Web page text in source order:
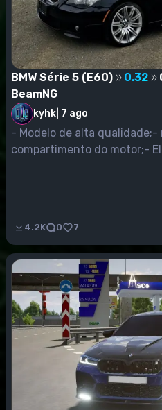
BMW Série 5 (E60) 0.32
BeamNG
kyhk 7 ago
- Modelo de alta
compartimento do motor;-
4.2K 0 7